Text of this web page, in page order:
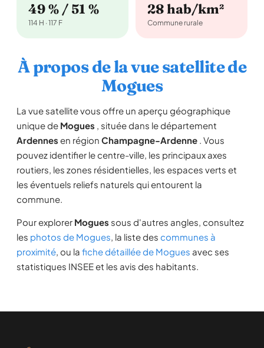
49 % / 51 %
114 H · 117 F
28 hab/km²
Commune rurale
À propos de la vue satellite de
Mogues
La vue satellite vous offre un aperçu géographique
unique de Mogues , située dans le département
Ardennes en région Champagne-Ardenne . Vous
pouvez identifier le centre-ville, les principaux axes
routiers, les zones résidentielles, les espaces verts et
les éventuels reliefs naturels qui entourent la
commune.
Pour explorer Mogues sous d'autres angles, consultez
les photos de Mogues, la liste des communes à
proximité, ou la fiche détaillée de Mogues avec ses
statistiques INSEE et les avis des habitants.